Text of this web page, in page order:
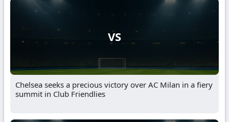
VS
Chelsea seeks a precious victory over AC Milan in a fiery
summit in Club Friendlies